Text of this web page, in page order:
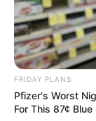
FRIDAY PLANS
Pfizer's Worst
For This 87¢ Blue